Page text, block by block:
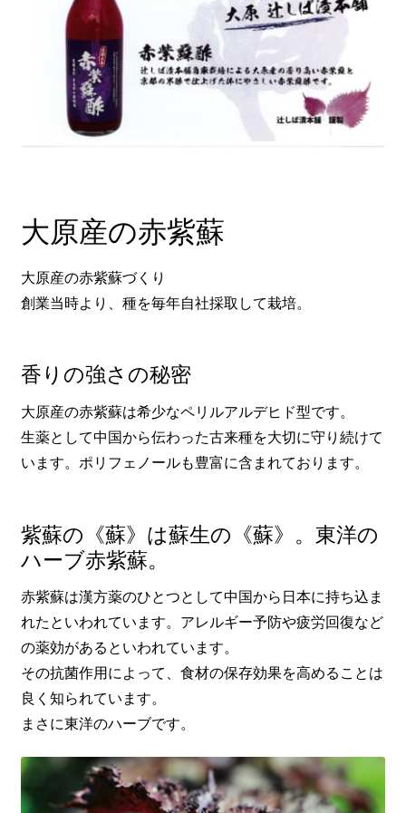
大原産の赤紫蘇
大原産の赤紫蘇づくり
創業当時より、種を毎年自社採取して栽培。
香りの強さの秘密
大原産の赤紫蘇は希少なペリルアルデヒド型です。
生薬として中国から伝わった古来種を大切に守り続けて
います。ポリフェノールも豊富に含まれております。
紫蘇の《蘇》は蘇生の《蘇》。東洋の
ハーブ赤紫蘇。
赤紫蘇は漢方薬のひとつとして中国から日本に持ち込ま
れたといわれています。アレルギー予防や疲労回復など
の薬効があるといわれています。
その抗菌作用によって、食材の保存効果を高めることは
良く知られています。
まさに東洋のハーブです。